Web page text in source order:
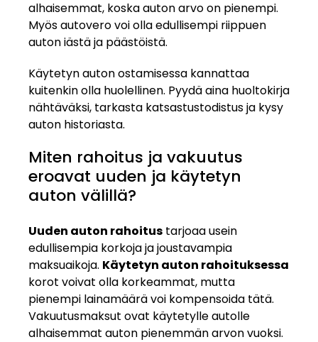
alhaisemmat, koska auton arvo on pienempi.
Myös autovero voi olla edullisempi riippuen
auton iästä ja päästöistä.
Käytetyn auton ostamisessa kannattaa
kuitenkin olla huolellinen. Pyydä aina huoltokirja
nähtäväksi, tarkasta katsastustodistus ja kysy
auton historiasta.
Miten rahoitus ja vakuutus
eroavat uuden ja käytetyn
auton välillä?
Uuden auton rahoitus tarjoaa usein
edullisempia korkoja ja joustavampia
maksuaikoja. Käytetyn auton rahoituksessa
korot voivat olla korkeammat, mutta
pienempi lainamäärä voi kompensoida tätä.
Vakuutusmaksut ovat käytetylle autolle
alhaisemmat auton pienemmän arvon vuoksi.